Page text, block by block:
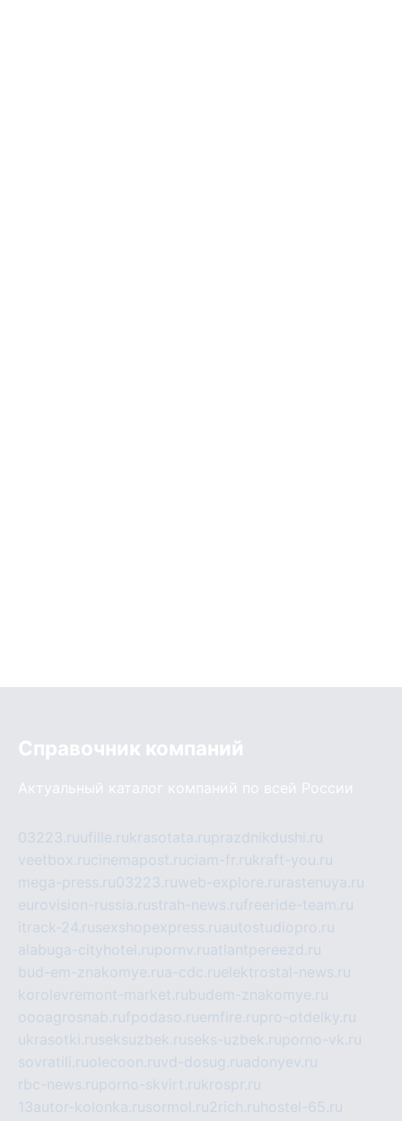
Справочник компаний
Актуальный каталог компаний по всей России
03223.ruufille.rukrasotata.ruprazdnikdushi.ru
veetbox.rucinemapost.ruciam-fr.rukraft-you.ru
mega-press.ru03223.ruweb-explore.ru rastenuya.ru
eurovision-russia.rustrah-news.rufreeride-team.ru
itrack-24.rusexshopexpress.ruautostudiopro.ru
alabuga-cityhotel.rupornv.ruatlantpereezd.ru
bud-em-znakomye.rua-cdc.ruelektrostal-news.ru
korolevremont-market.rubudem-znakomye.ru
oooagrosnab.rufpodaso.ruemfire.rupro-otdelky.ru
ukrasotki.ruseksuzbek.ruseks-uzbek.ruporno-vk.ru
sovratili.ruolecoon.ruvd-dosug.ruadonyev.ru
rbc-news.ruporno-skvirt.rukrospr.ru
13autor-kolonka.rusormol.ru2rich.ru hostel-65.ru